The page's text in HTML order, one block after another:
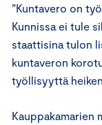
”Kuntavero on
Kunnissa ei tule
staattisina tulon
kuntaveron
työllisyyttä
Kauppakamarien